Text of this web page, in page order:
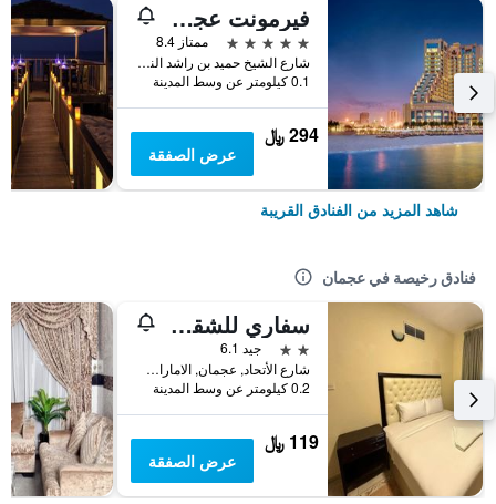
فيرمونت عجمان
5 نجوم
ممتاز 8.4
شارع الشيخ حميد بن راشد النعيمي, عجمان, الامارات العربية المتحدة
0.1 كيلومتر عن وسط المدينة
294 ﷼
عرض الصفقة
شاهد المزيد من الفنادق القريبة
فنادق رخيصة في عجمان
سفاري للشقق الفندقية
2 نجمتين
جيد 6.1
شارع الأتحاد, عجمان, الامارات العربية المتحدة
0.2 كيلومتر عن وسط المدينة
119 ﷼
عرض الصفقة